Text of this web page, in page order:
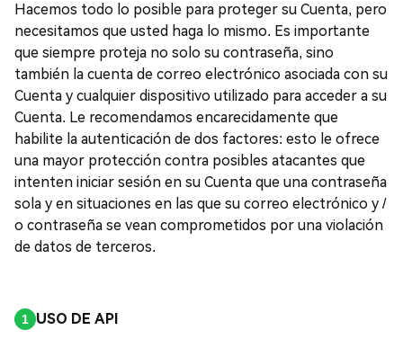
Hacemos todo lo posible para proteger su Cuenta, pero
necesitamos que usted haga lo mismo. Es importante
que siempre proteja no solo su contraseña, sino
también la cuenta de correo electrónico asociada con su
Cuenta y cualquier dispositivo utilizado para acceder a su
Cuenta. Le recomendamos encarecidamente que
habilite la autenticación de dos factores: esto le ofrece
una mayor protección contra posibles atacantes que
intenten iniciar sesión en su Cuenta que una contraseña
sola y en situaciones en las que su correo electrónico y /
o contraseña se vean comprometidos por una violación
de datos de terceros.
USO DE API